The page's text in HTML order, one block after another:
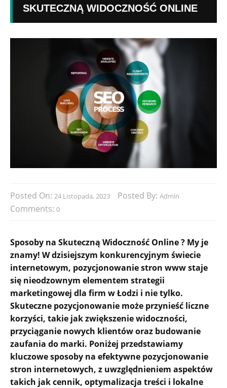
SKUTECZNĄ WIDOCZNOŚĆ ONLINE
Posted On: 24 Listopada, 2023 Posted By: Admin
Comments: 0
Sposoby na Skuteczną Widoczność Online ? My je
znamy! W dzisiejszym konkurencyjnym świecie
internetowym, pozycjonowanie stron www staje
się nieodzownym elementem strategii
marketingowej dla firm w Łodzi i nie tylko.
Skuteczne pozycjonowanie może przynieść liczne
korzyści, takie jak zwiększenie widoczności,
przyciąganie nowych klientów oraz budowanie
zaufania do marki. Poniżej przedstawiamy
kluczowe sposoby na efektywne pozycjonowanie
stron internetowych, z uwzględnieniem aspektów
takich jak cennik, optymalizacja treści i lokalne